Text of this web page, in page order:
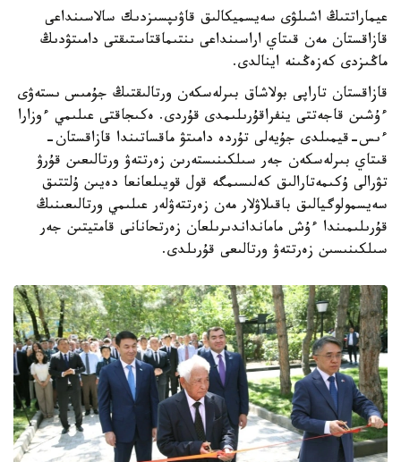
عيماراتتىڭ اشىلۋى سەيسميكالىق قاۋىپسىزدىك سالاسىنداعى
قازاقستان مەن قىتاي اراسىنداعى ىنتىماقتاستىقتى دامىتۋدىڭ
ماڭىزدى كەزەڭىنە اينالدى.
قازاقستان تاراپى بولاشاق بىرلەسكەن ورتالىقتىڭ جۇمىس ىستەۋى
ءۇشىن قاجەتتى ينفراقۇرىلىمدى قۇردى. ەكىجاقتى عىلىمي ءوزارا
ءىس-قيمىلدى جۇيەلى تۇردە دامىتۋ ماقساتىندا قازاقستان-
قىتاي بىرلەسكەن جەر سىلكىنىستەرىن زەرتتەۋ ورتالىعىن قۇرۋ
تۋرالى ۇكىمەتارالىق كەلىسىمگە قول قويىلعانعا دەيىن ۇلتتىق
سەيسمولوگيالىق باقىلاۋلار مەن زەرتتەۋلەر عىلىمي ورتالىعىنىڭ
قۇرىلىمىندا ءۇش مامانداندىرىلعان زەرتحانانى قامتيتىن جەر
سىلكىنىسىن زەرتتەۋ ورتالىعى قۇرىلدى.